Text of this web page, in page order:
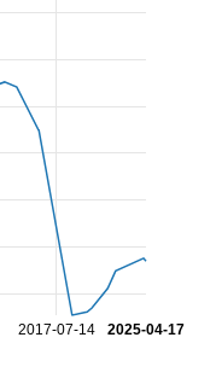
2017-07-14 2025-04-17